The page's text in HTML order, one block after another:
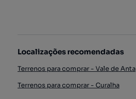
Localizações recomendadas
Terrenos para comprar - Vale de Anta
Terrenos para comprar - Curalha